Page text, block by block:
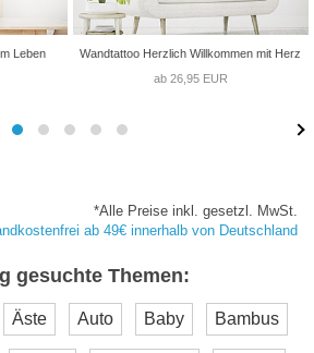
Leben
Wandtattoo Herzlich Willkommen mit Herz
ab 26,95 EUR
*Alle Preise inkl. gesetzl. MwSt.
ab 49€ innerhalb von Deutschland
gesuchte Themen:
Äste Auto Baby Bambus